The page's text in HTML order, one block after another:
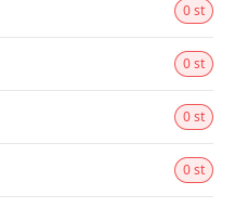
0 st
0 st
0 st
0 st